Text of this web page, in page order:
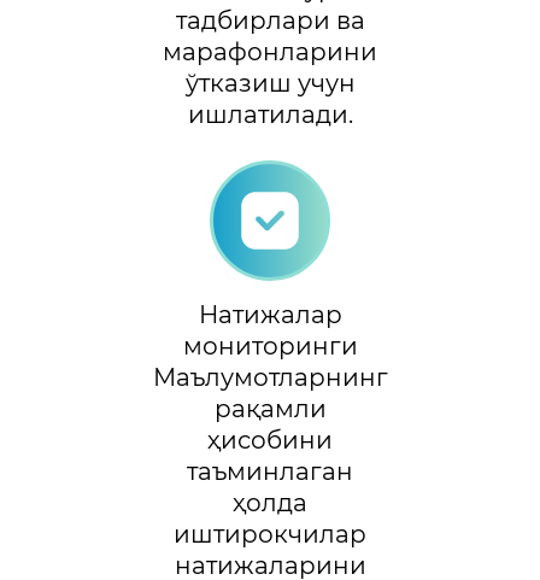
тадбирлари ва
марафонларини
ўтказиш учун
ишлатилади.
Натижалар
мониторинги
Маълумотларнинг
рақамли
ҳисобини
таъминлаган
ҳолда
иштирокчилар
натижаларини